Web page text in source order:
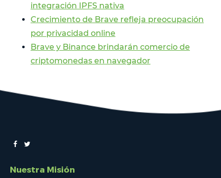
integración IPFS nativa
Crecimiento de Brave refleja preocupación
por privacidad online
Brave y Binance brindarán comercio de
criptomonedas en navegador
Nuestra Misión